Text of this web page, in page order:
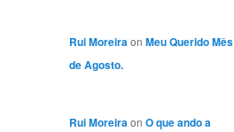
Rui Moreiraon Meu Querido Mês
de Agosto.
Rui Moreiraon O que ando a